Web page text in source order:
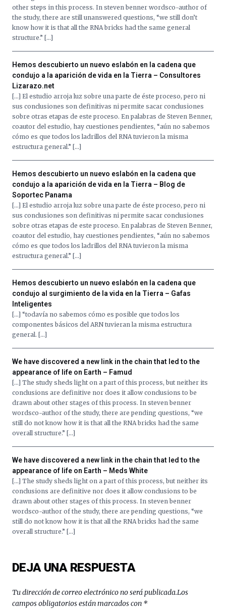
other steps in this process. In steven benner wordsco-author of
the study, there are still unanswered questions, “we still don’t
know how it is that all the RNA bricks had the same general
structure.” […]
Hemos descubierto un nuevo eslabón en la cadena que
condujo a la aparición de vida en la Tierra – Consultores
Lizarazo.net
[…] El estudio arroja luz sobre una parte de éste proceso, pero ni
sus conclusiones son definitivas ni permite sacar conclusiones
sobre otras etapas de este proceso. En palabras de Steven Benner,
coautor del estudio, hay cuestiones pendientes, “aún no sabemos
cómo es que todos los ladrillos del RNA tuvieron la misma
estructura general.” […]
Hemos descubierto un nuevo eslabón en la cadena que
condujo a la aparición de vida en la Tierra – Blog de
Soportec Panama
[…] El estudio arroja luz sobre una parte de éste proceso, pero ni
sus conclusiones son definitivas ni permite sacar conclusiones
sobre otras etapas de este proceso. En palabras de Steven Benner,
coautor del estudio, hay cuestiones pendientes, “aún no sabemos
cómo es que todos los ladrillos del RNA tuvieron la misma
estructura general.” […]
Hemos descubierto un nuevo eslabón en la cadena que
condujo al surgimiento de la vida en la Tierra – Gafas
Inteligentes
[…] “todavía no sabemos cómo es posible que todos los
componentes básicos del ARN tuvieran la misma estructura
general. […]
We have discovered a new link in the chain that led to the
appearance of life on Earth – Famud
[…] The study sheds light on a part of this process, but neither its
conclusions are definitive nor does it allow conclusions to be
drawn about other stages of this process. In steven benner
wordsco-author of the study, there are pending questions, “we
still do not know how it is that all the RNA bricks had the same
overall structure.” […]
We have discovered a new link in the chain that led to the
appearance of life on Earth – Meds White
[…] The study sheds light on a part of this process, but neither its
conclusions are definitive nor does it allow conclusions to be
drawn about other stages of this process. In steven benner
wordsco-author of the study, there are pending questions, “we
still do not know how it is that all the RNA bricks had the same
overall structure.” […]
DEJA UNA RESPUESTA
Tu dirección de correo electrónico no será publicada.Los
campos obligatorios están marcados con *